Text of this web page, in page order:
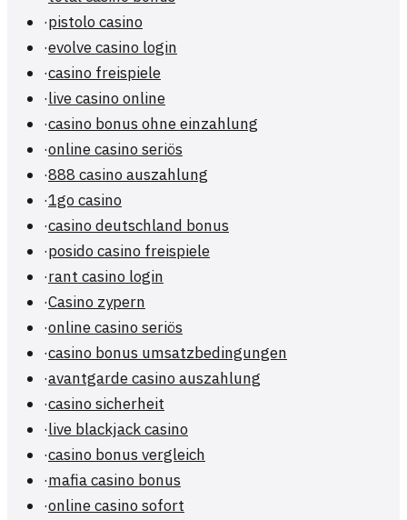
·pistolo casino
·evolve casino login
·casino freispiele
·live casino online
·casino bonus ohne einzahlung
·online casino seriös
·888 casino auszahlung
·1go casino
·casino deutschland bonus
·posido casino freispiele
·rant casino login
·Casino zypern
·online casino seriös
·casino bonus umsatzbedingungen
·avantgarde casino auszahlung
·casino sicherheit
·live blackjack casino
·casino bonus vergleich
·mafia casino bonus
·online casino sofort